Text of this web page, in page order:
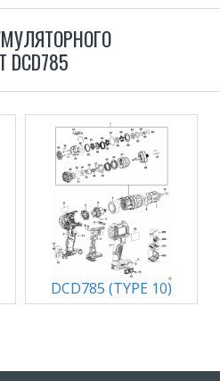
DCD785
DCD785 (TYPE 10)